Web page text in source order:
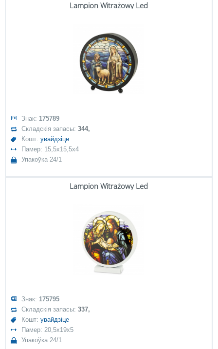
Lampion Witrażowy Led
Знак: 175789
Складскія запасы:344,
Кошт:увайдзіце
Памер: 15,5x15,5x4
Упакоўка 24/1
Lampion Witrażowy Led
Знак: 175795
Складскія запасы:337,
Кошт:увайдзіце
Памер: 20,5x19x5
Упакоўка 24/1